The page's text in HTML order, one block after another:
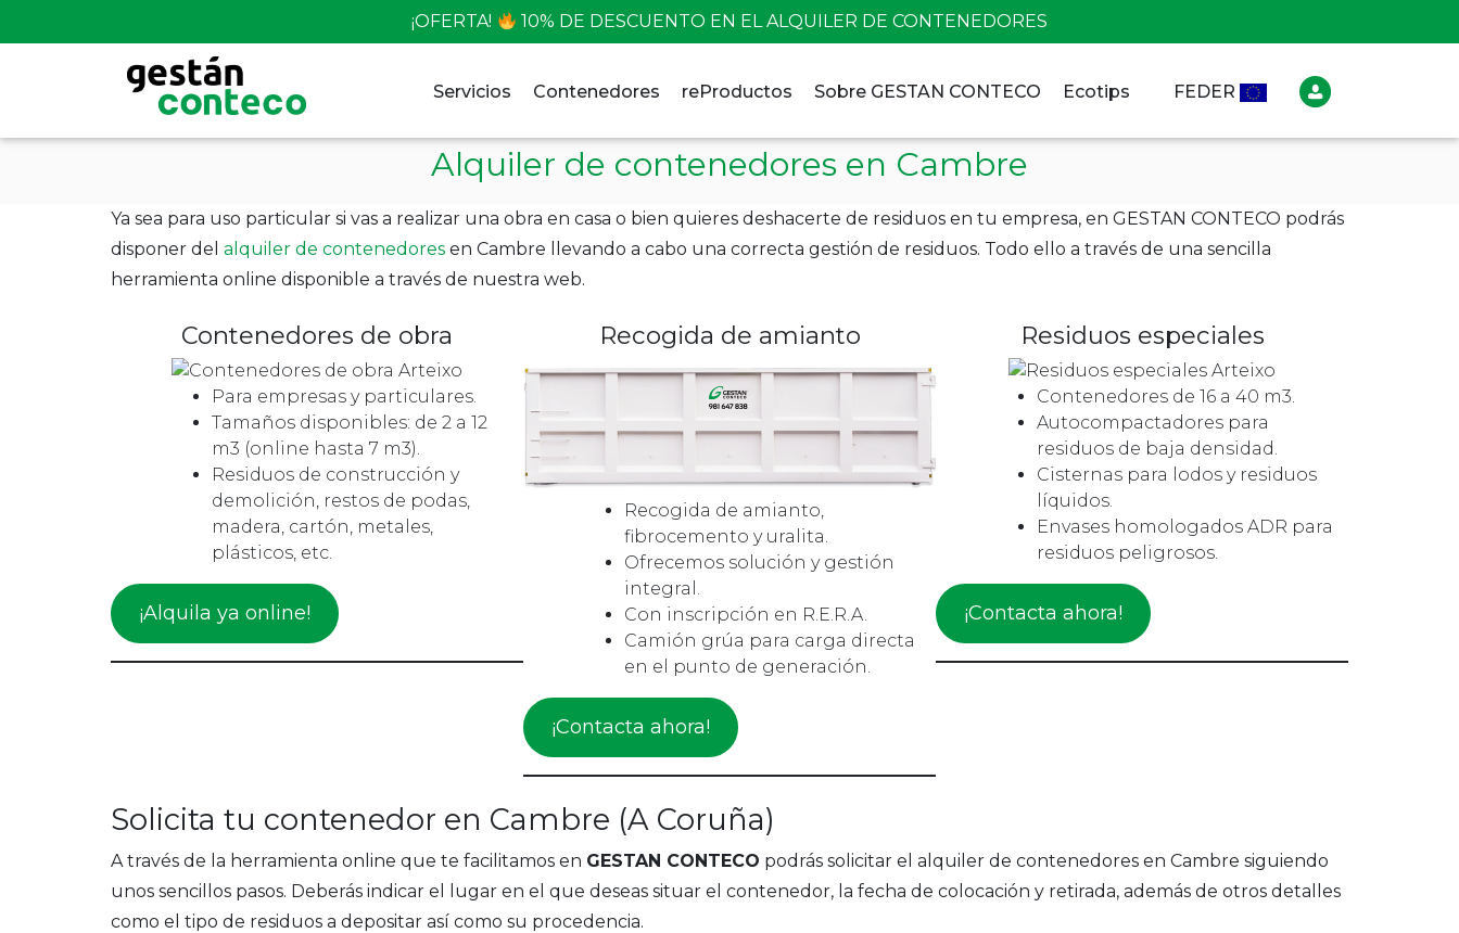
¡OFERTA! 10% DE DESCUENTO EN EL ALQUILER DE CONTENEDORES
Servicios Contenedores reProductos Sobre GESTAN CONTECO Ecotips FEDER
Alquiler de contenedores en Cambre
Ya sea para uso particular si vas a realizar una obra en casa o bien quieres deshacerte de residuos en tu empresa, en GESTAN CONTECO podrás
disponer del alquiler de contenedores en Cambre llevando a cabo una correcta gestión de residuos. Todo ello a través de una sencilla
herramienta online disponible a través de nuestra web.
Contenedores de obra
Para empresas y particulares.
Tamaños disponibles: de 2 a 12
m3 (online hasta 7 m3).
Residuos de construcción y
demolición, restos de podas,
madera, cartón, metales,
plásticos, etc.
¡Alquila ya online!
Recogida de amianto
Recogida de amianto,
fibrocemento y uralita.
Ofrecemos solución y gestión
integral.
Con inscripción en R.E.R.A.
Camión grúa para carga directa
en el punto de generación.
¡Contacta ahora!
Residuos especiales
Contenedores de 16 a 40 m3.
Autocompactadores para
residuos de baja densidad.
Cisternas para lodos y residuos
líquidos.
Envases homologados ADR para
residuos peligrosos.
¡Contacta ahora!
Solicita tu contenedor en Cambre (A Coruña)
A través de la herramienta online que te facilitamos en GESTAN CONTECO podrás solicitar el alquiler de contenedores en Cambre siguiendo
unos sencillos pasos. Deberás indicar el lugar en el que deseas situar el contenedor, la fecha de colocación y retirada, además de otros detalles
como el tipo de residuos a depositar así como su procedencia.